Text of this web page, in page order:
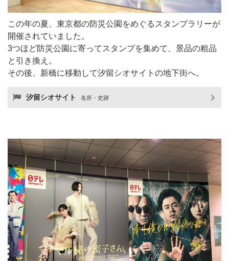
この年の夏、東京都の防災公園をめぐるスタンプラリーが
開催されていました。
3つほど防災公園に寄ってスタンプを集めて、景品の粗品
と引き換え。
その後、新橋に移動して汐留シオサイトの地下街へ。
汐留シオサイト 名所・史跡